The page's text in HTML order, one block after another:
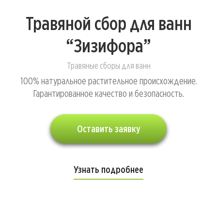
Травяной сбор для ванн
“Зизифора”
Травяные сборы для ванн
100% натуральное растительное происхождение.
Гарантированное качество и безопасность.
Оставить заявку
Узнать подробнее